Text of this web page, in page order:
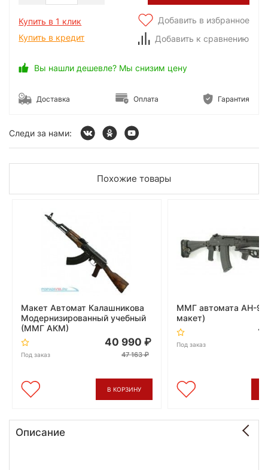
Купить в 1 клик
Купить в кредит
Добавить в избранное
Добавить к сравнению
Вы нашли дешевле? Мы снизим цену
Доставка Оплата Гарантия
Следи за нами:
Похожие товары
Макет Автомат Калашникова
Модернизированный учебный
(ММГ АКМ)
Под заказ
40 990
47 163
В КОРЗИНУ
ММГ автомата АН-94
макет)
Под заказ
Описание